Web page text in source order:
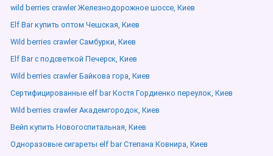
wild berries crawler Железнодорожное шоссе, Киев
Elf Bar купить оптом Чешская, Киев
Wild berries crawler Самбурки, Киев
Elf Bar с подсветкой Печерск, Киев
Wild berries crawler Байкова гора, Киев
Сертифицированные elf bar Костя Гордиенко переулок, Киев
Wild berries crawler Академгородок, Киев
Вейп купить Новогоспитальная, Киев
Одноразовые сигареты elf bar Степана Ковнира, Киев